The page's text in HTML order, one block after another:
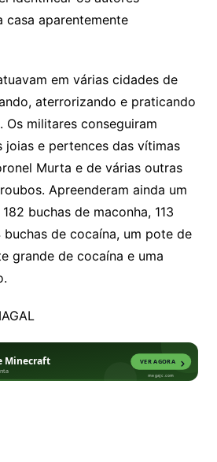
casa aparentemente
em várias cidades de
aterrorizando e praticando
Os militares conseguiram
joias e pertences das vítimas
Murta e de várias outras
Apreenderam ainda um
buchas de maconha, ⁠113
buchas de cocaína, um pote de
grande de cocaína e uma